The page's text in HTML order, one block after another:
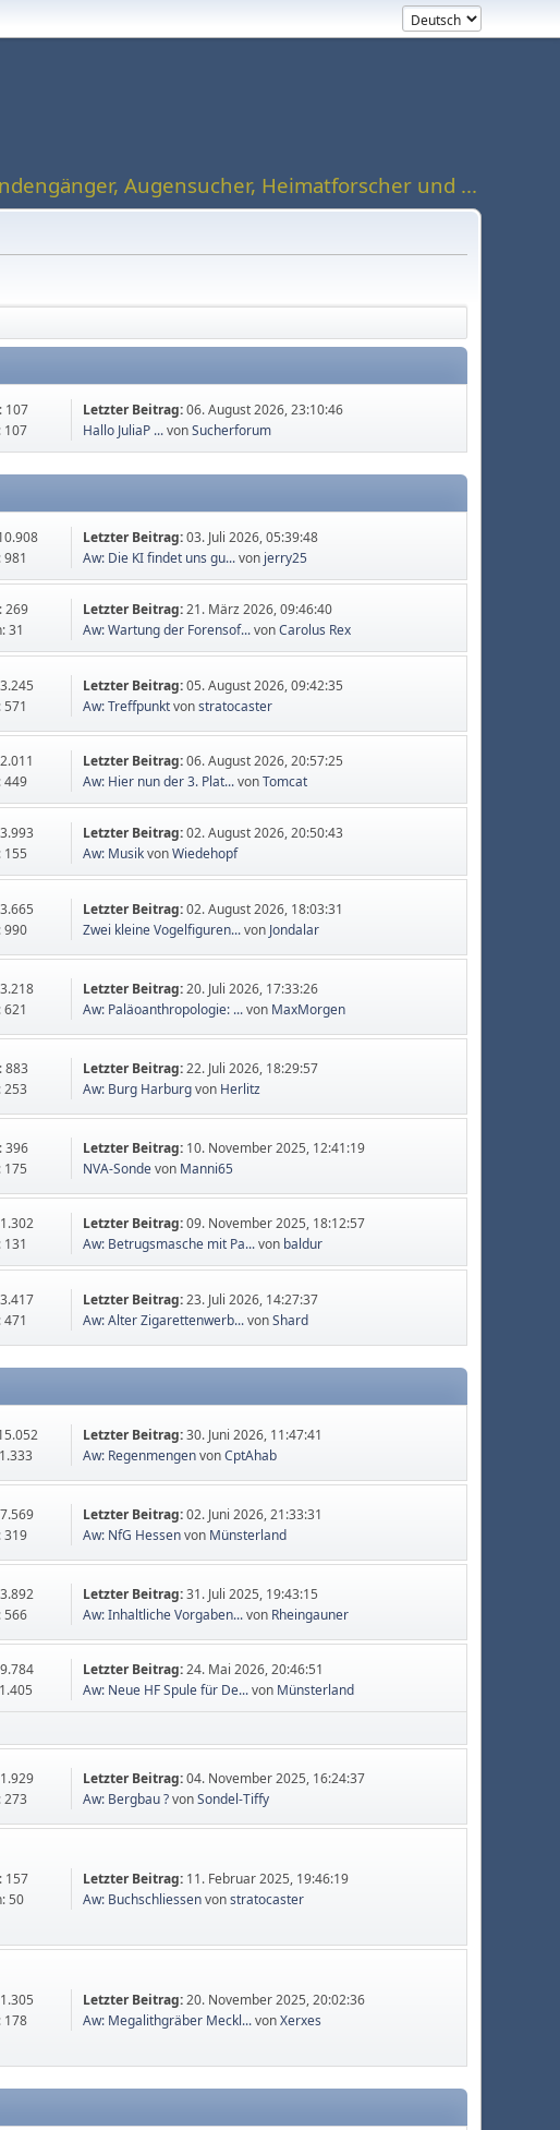
Augensucher, Heimatforscher und ...
107
107
Letzter Beitrag:06. August 2026, 23:10:46
Hallo JuliaP ...vonSucherforum
Letzter Beitrag:03. Juli 2026, 05:39:48
Aw: Die KI findet uns gu...von jerry25
269
31
Letzter Beitrag:21. März 2026, 09:46:40
Aw: Wartung der Forensof...vonCarolus Rex
Letzter Beitrag:05. August 2026, 09:42:35
Aw: Treffpunktvonstratocaster
449
Letzter Beitrag:06. August 2026, 20:57:25
Aw: Hier nun der 3. Plat...vonTomcat
155
Letzter Beitrag:02. August 2026, 20:50:43
Aw: MusikvonWiedehopf
990
Letzter Beitrag:02. August 2026, 18:03:31
Zwei kleine Vogelfiguren...von Jondalar
Letzter Beitrag:20. Juli 2026, 17:33:26
Aw: Paläoanthropologie: ...von MaxMorgen
883
253
Letzter Beitrag:22. Juli 2026, 18:29:57
Aw: Burg Harburgvon Herlitz
396
175
Letzter Beitrag: 10. November 2025, 12:41:19
NVA-Sondevon Manni65
Letzter Beitrag:09. November 2025, 18:12:57
Aw: Betrugsmasche mit Pa...von baldur
Letzter Beitrag:23. Juli 2026, 14:27:37
Aw: Alter Zigarettenwerb...vonShard
Letzter Beitrag:30. Juni 2026, 11:47:41
Aw: RegenmengenvonCptAhab
319
Letzter Beitrag:02. Juni 2026, 21:33:31
Aw: NfG Hessenvon Münsterland
566
Letzter Beitrag:31. Juli 2025, 19:43:15
Aw: Inhaltliche Vorgaben...von Rheingauner
Letzter Beitrag:24. Mai 2026, 20:46:51
Aw: Neue HF Spule für De...von Münsterland
273
Letzter Beitrag:04. November 2025, 16:24:37
Aw: Bergbau ?vonSondel-Tiffy
157
50
Letzter Beitrag: 11. Februar 2025, 19:46:19
Aw: Buchschliessenvonstratocaster
178
Letzter Beitrag:20. November 2025, 20:02:36
Aw: Megalithgräber Meckl...vonXerxes